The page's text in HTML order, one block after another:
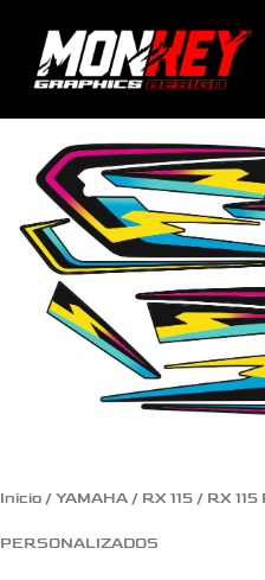
Inicio / YAMAHA / RX 115 / RX 115
PERSONALIZADOS
RAYO
ORIGINAL
PERSONALIZADOS